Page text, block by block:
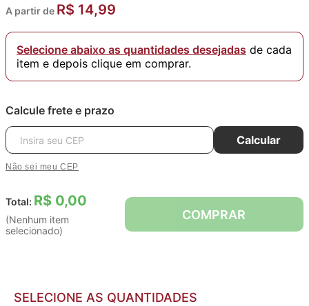
A partir de R$ 14,99
Selecione abaixo as quantidades desejadas de cada
item e depois clique em comprar.
Calcule frete e prazo
Calcular
Não sei meu CEP
Total: R$ 0,00
(Nenhum item
selecionado)
COMPRAR
SELECIONE AS QUANTIDADES